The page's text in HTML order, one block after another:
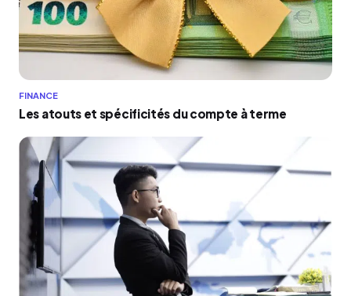
FINANCE
Les atouts et spécificités du compte à terme